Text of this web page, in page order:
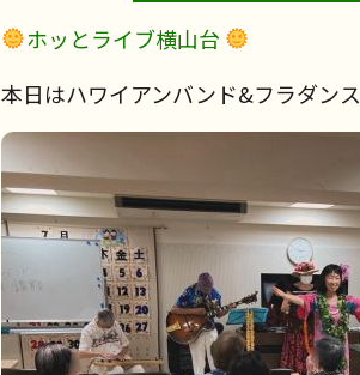
ホッとライブ横山台
本日はハワイアンバンド&フラダンス